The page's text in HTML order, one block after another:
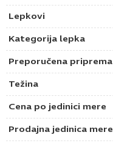
Lepkovi
Kategorija lepka
Preporučena priprema
Težina
Cena po jedinici mere
Prodajna jedinica mere